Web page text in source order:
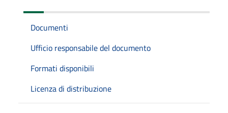
Documenti
Ufficio responsabile del documento
Formati disponibili
Licenza di distribuzione